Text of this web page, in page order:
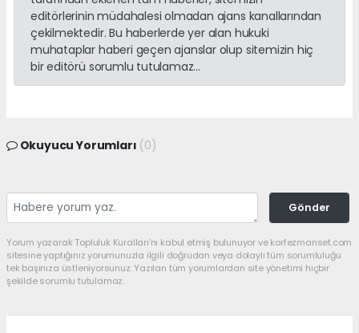
editörlerinin müdahalesi olmadan ajans kanallarından
çekilmektedir. Bu haberlerde yer alan hukuki
muhataplar haberi geçen ajanslar olup sitemizin hiç
bir editörü sorumlu tutulamaz...
Okuyucu Yorumları (0)
Gönder
Yorum yazarak Topluluk Kuralları’nı kabul etmiş bulunuyor ve korfezmanset.com
sitesine yaptığınız yorumunuzla ilgili doğrudan veya dolaylı tüm sorumluluğu
tek başınıza üstleniyorsunuz. Yazılan tüm yorumlardan site yönetimi hiçbir
şekilde sorumlu tutulamaz.